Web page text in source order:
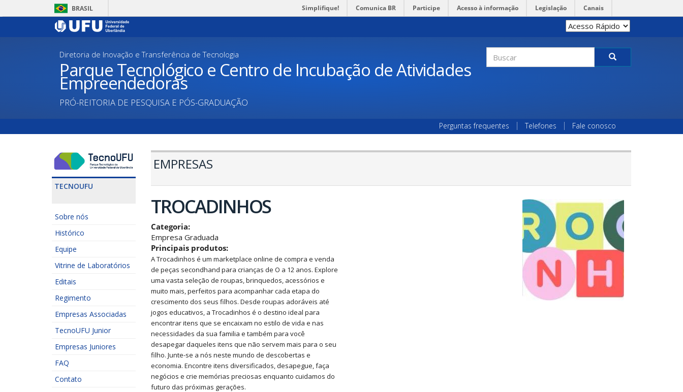
para
BRASIL Simplifique! Comunica BR Participe Acesso à informação Legislação Canais
Diretoria de Inovação e Transferência de Tecnologia
Parque Tecnológico e Centro de Incubação de Atividades
Empreendedoras
PRÓ-REITORIA DE PESQUISA E PÓS-GRADUAÇÃO
Formulário
de
Perguntas frequentes Telefones Fale conosco
TECNOUFU
Sobre nós
Histórico
Equipe
Vitrine de Laboratórios
Editais
Regimento
Empresas Associadas
TecnoUFU Junior
Empresas Juniores
FAQ
Contato
EMPRESAS
TROCADINHOS
Categoria:
Empresa Graduada
Principais produtos:
A Trocadinhos é um marketplace online de compra e venda
de peças secondhand para crianças de O a 12 anos. Explore
uma vasta seleção de roupas, brinquedos, acessórios e
muito mais, perfeitos para acompanhar cada etapa do
crescimento dos seus filhos. Desde roupas adoráveis até
jogos educativos, a Trocadinhos é o destino ideal para
encontrar itens que se encaixam no estilo de vida e nas
necessidades da sua familia e também para você
desapegar daqueles itens que não servem mais para o seu
filho. Junte-se a nós neste mundo de descobertas e
economia. Encontre itens diversificados, desapegue, faça
negócios e crie memórias preciosas enquanto cuidamos do
futuro das próximas gerações.